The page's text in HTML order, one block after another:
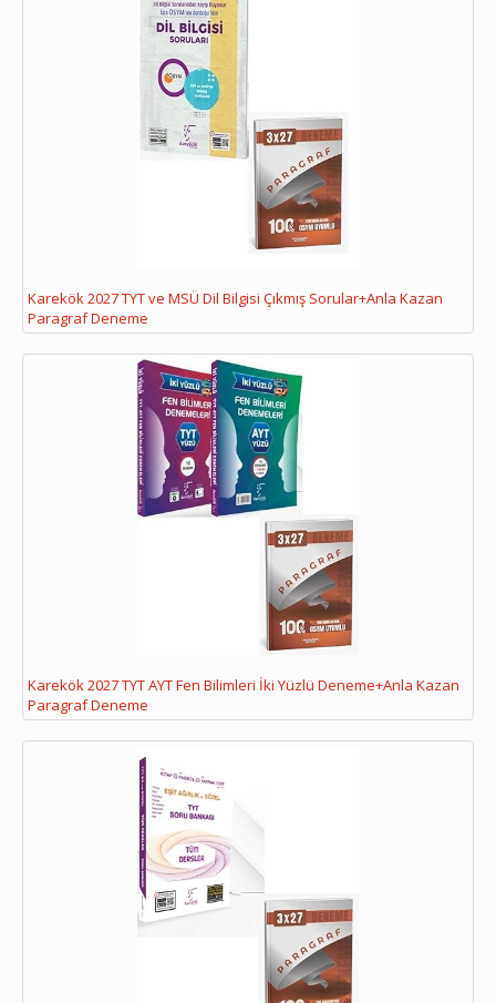
Karekök 2027 TYT ve MSÜ Dil Bilgisi Çıkmış Sorular+Anla Kazan
Paragraf Deneme
Karekök 2027 TYT AYT Fen Bilimleri İki Yüzlü Deneme+Anla Kazan
Paragraf Deneme